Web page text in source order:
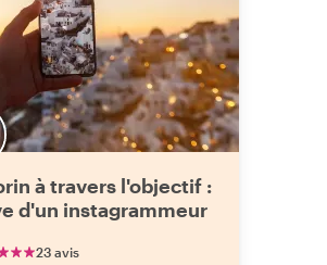
à travers l'objectif :
d'un instagrammeur
23 avis